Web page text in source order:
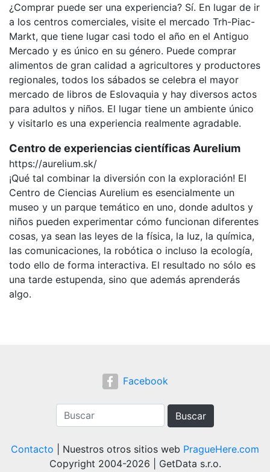
¿Comprar puede ser una experiencia? Sí. En lugar de ir
a los centros comerciales, visite el mercado Trh-Piac-
Markt, que tiene lugar casi todo el año en el Antiguo
Mercado y es único en su género. Puede comprar
alimentos de gran calidad a agricultores y productores
regionales, todos los sábados se celebra el mayor
mercado de libros de Eslovaquia y hay diversos actos
para adultos y niños. El lugar tiene un ambiente único
y visitarlo es una experiencia realmente agradable.
Centro de experiencias científicas Aurelium
https://aurelium.sk/
¡Qué tal combinar la diversión con la exploración! El
Centro de Ciencias Aurelium es esencialmente un
museo y un parque temático en uno, donde adultos y
niños pueden experimentar cómo funcionan diferentes
cosas, ya sean las leyes de la física, la luz, la química,
las comunicaciones, la robótica o incluso la ecología,
todo ello de forma interactiva. El resultado no sólo es
una tarde estupenda, sino que además aprenderás
algo.
Facebook
Buscar
Contacto | Nuestros otros sitios web PragueHere.com
Copyright 2004-2026 | GetData s.r.o.